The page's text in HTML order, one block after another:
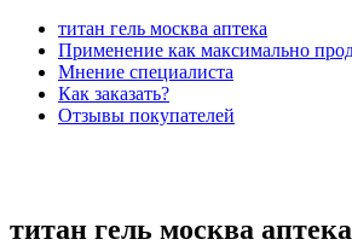
титан гель москва аптека
Применение как максимально
Мнение специалиста
Как заказать?
Отзывы покупателей
титан гель москва аптека